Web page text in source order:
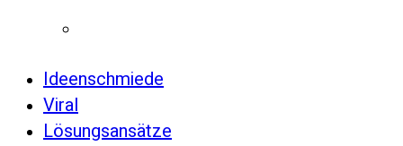
Ideenschmiede
Viral
Lösungsansätze